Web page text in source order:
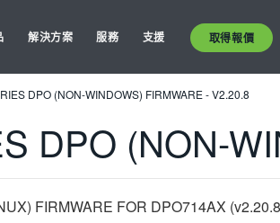
解決方案 服務 支援 取得報價
DPO (NON-WINDOWS) FIRMWARE - V2.20.8
DPO (NON-
FIRMWARE FOR DPO714AX